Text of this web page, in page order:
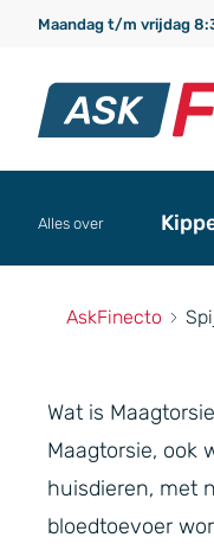
Maandag t/m vrijdag
Alles over
AskFinecto
Wat is
Maagtorsie, ook
huisdieren, met
bloedtoevoer